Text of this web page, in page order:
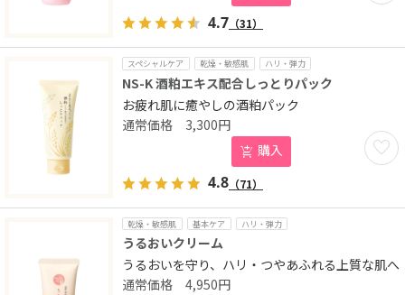
4.7 （31）
スペシャルケア 乾燥・敏感肌 ハリ・弾力
NS-K 酒粕エキス配合しっとりパック
お疲れ肌に癒やしの酒粕パック
お気
3,300円
購入
4.8 （71）
乾燥・敏感肌 基本ケア ハリ・弾力
うるおいクリーム
うるおいを守り、ハリ・つやあふれる上質な肌へ
4,950円